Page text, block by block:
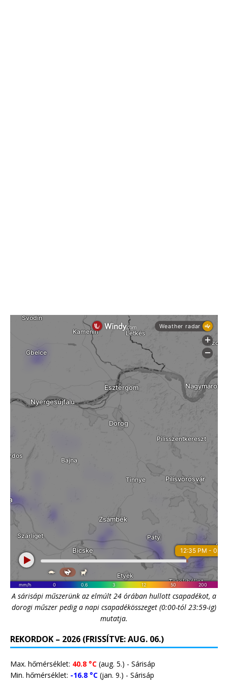
A sárisápi műszerünk az elmúlt 24 órában hullott csapadékot, a
dorogi műszer pedig a napi csapadékösszeget (0:00-tól 23:59-ig)
mutatja.
REKORDOK – 2026 (FRISSÍTVE: AUG. 06.)
Max. hőmérséklet: 40.8 °C (aug. 5.) - Sárisáp
Min. hőmérséklet: -16.8 °C (jan. 9.) - Sárisáp